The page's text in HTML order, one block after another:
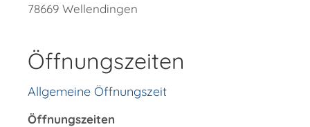
78669 Wellendingen
Öffnungszeiten
Allgemeine Öffnungszeit
Öffnungszeiten